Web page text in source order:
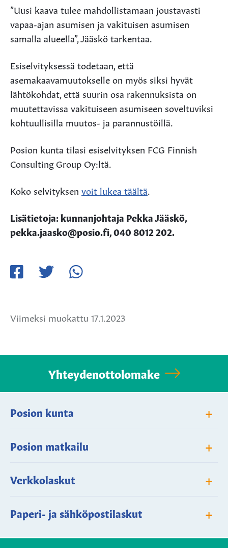
”Uusi kaava tulee mahdollistamaan joustavasti
vapaa-ajan asumisen ja vakituisen asumisen
samalla alueella”, Jääskö tarkentaa.
Esiselvityksessä todetaan, että
asemakaavamuutokselle on myös siksi hyvät
lähtökohdat, että suurin osa rakennuksista on
muutettavissa vakituiseen asumiseen soveltuviksi
kohtuullisilla muutos- ja parannustöillä.
Posion kunta tilasi esiselvityksen FCG Finnish
Consulting Group Oy:ltä.
Koko selvityksen voit lukea täältä
Lisätietoja: kunnanjohtaja Pekka Jääskö,
pekka.jaasko@posio.fi, 040 8012 202.
Viimeksi muokattu 17.1.2023
Yhteydenottolomake
Posion kunta +
Posion matkailu +
Verkkolaskut +
Paperi- ja sähköpostilaskut +